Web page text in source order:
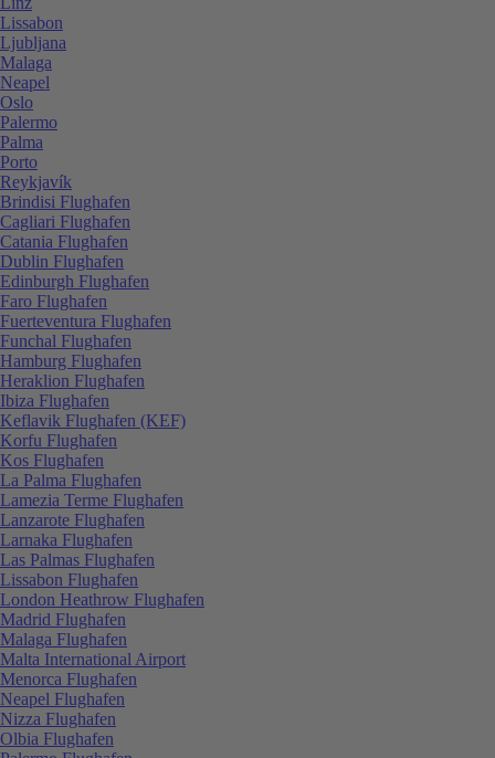
Lissabon
Ljubljana
Malaga
Neapel
Oslo
Palermo
Palma
Porto
Reykjavík
Brindisi Flughafen
Cagliari Flughafen
Catania Flughafen
Dublin Flughafen
Edinburgh Flughafen
Faro Flughafen
Fuerteventura Flughafen
Funchal Flughafen
Hamburg Flughafen
Heraklion Flughafen
Ibiza Flughafen
Keflavik Flughafen (KEF)
Korfu Flughafen
Kos Flughafen
La Palma Flughafen
Lamezia Terme Flughafen
Lanzarote Flughafen
Larnaka Flughafen
Las Palmas Flughafen
Lissabon Flughafen
London Heathrow Flughafen
Madrid Flughafen
Malaga Flughafen
Malta International Airport
Menorca Flughafen
Neapel Flughafen
Nizza Flughafen
Olbia Flughafen